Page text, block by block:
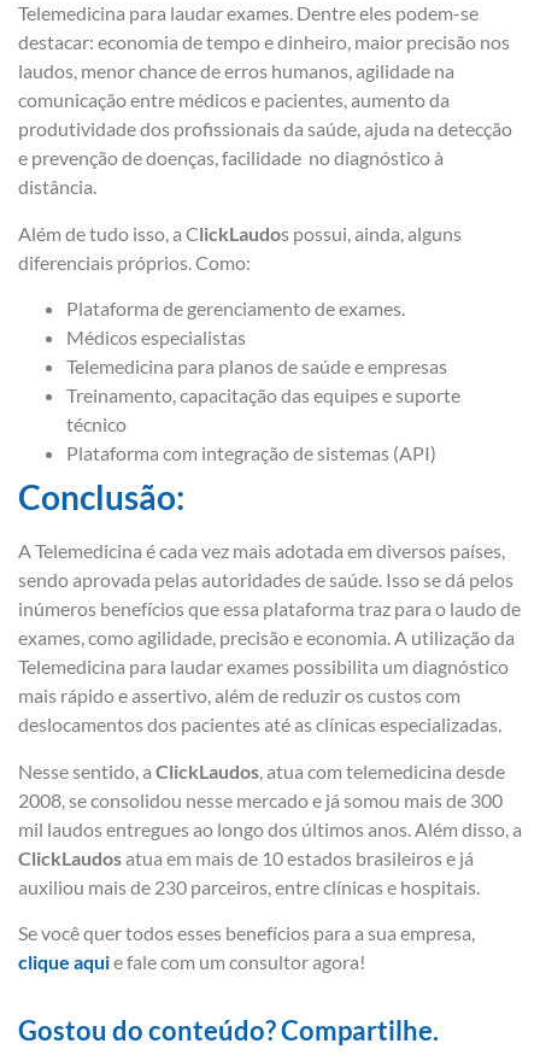
Telemedicina para laudar exames. Dentre eles podem-se
destacar: economia de tempo e dinheiro, maior precisão nos
laudos, menor chance de erros humanos, agilidade na
comunicação entre médicos e pacientes, aumento da
produtividade dos profissionais da saúde, ajuda na detecção
e prevenção de doenças, facilidade no diagnóstico à
distância.
Além de tudo isso, a ClickLaudos possui, ainda, alguns
diferenciais próprios. Como:
Plataforma de gerenciamento de exames.
Médicos especialistas
Telemedicina para planos de saúde e empresas
Treinamento, capacitação das equipes e suporte
técnico
Plataforma com integração de sistemas (API)
Conclusão:
A Telemedicina é cada vez mais adotada em diversos países,
sendo aprovada pelas autoridades de saúde. Isso se dá pelos
inúmeros benefícios que essa plataforma traz para o laudo de
exames, como agilidade, precisão e economia. A utilização da
Telemedicina para laudar exames possibilita um diagnóstico
mais rápido e assertivo, além de reduzir os custos com
deslocamentos dos pacientes até as clínicas especializadas.
Nesse sentido, a ClickLaudos , atua com telemedicina desde
2008, se consolidou nesse mercado e já somou mais de 300
mil laudos entregues ao longo dos últimos anos. Além disso, a
ClickLaudosatua em mais de 10 estados brasileiros e já
auxiliou mais de 230 parceiros, entre clínicas e hospitais.
Se você quer todos esses benefícios para a sua empresa,
clique aquie fale com um consultor agora!
Gostou do conteúdo? Compartilhe.